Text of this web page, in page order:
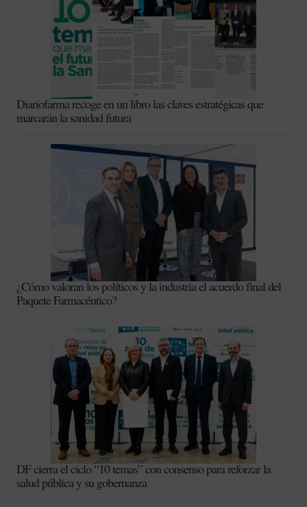
Diariofarma recoge en un libro las claves estratégicas que
marcarán la sanidad futura
¿Cómo valoran los políticos y la industria el acuerdo final del
Paquete Farmacéutico?
DF cierra el ciclo “10 temas” con consenso para reforzar la
salud pública y su gobernanza